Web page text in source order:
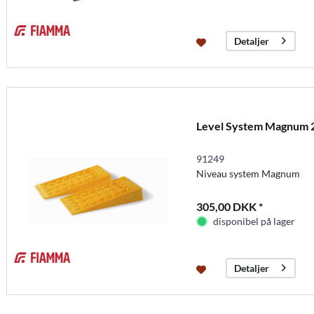
Detaljer
Level System Magnum
91249
Niveau system Magnum
305,00 DKK *
disponibel på lager
Detaljer